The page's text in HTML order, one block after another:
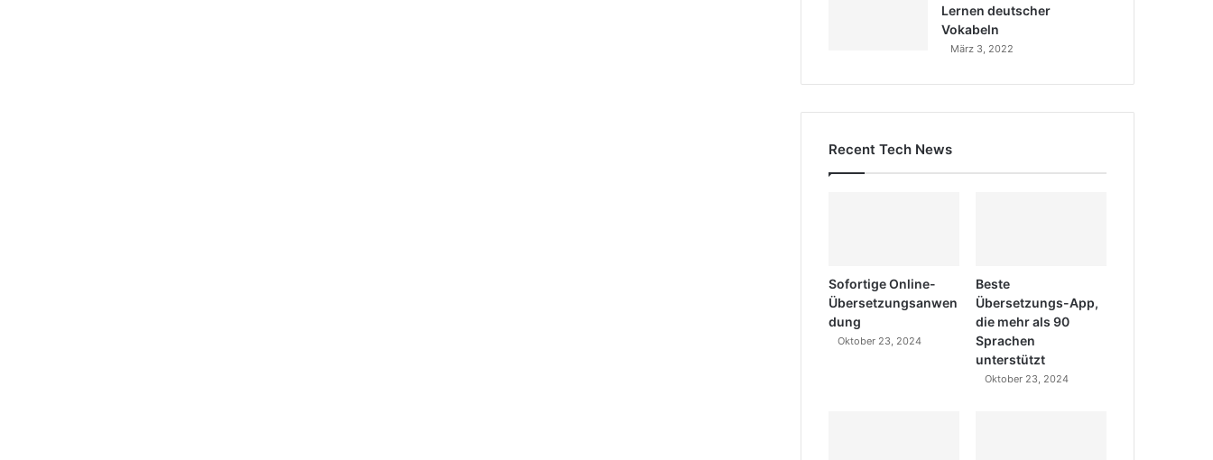
Lernen deutscher
Vokabeln
März 3, 2022
Recent Tech News
Sofortige Online-
Übersetzungsanwen
dung
Oktober 23, 2024
Beste
Übersetzungs-App,
die mehr als 90
Sprachen
unterstützt
Oktober 23, 2024